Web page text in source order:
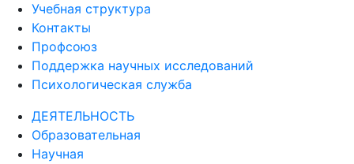
Учебная структура
Контакты
Профсоюз
Поддержка научных исследований
Психологическая служба
ДЕЯТЕЛЬНОСТЬ
Образовательная
Научная